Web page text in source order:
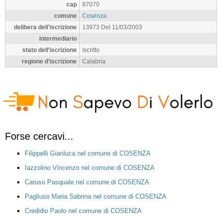
cap
87070
comune
Cosenza
delibera dell'iscrizione
13973 Del 11/03/2003
intermediario
stato dell'iscrizione
Iscritto
regione d'iscrizione
Calabria
Forse cercavi...
Filippelli Gianluca nel comune di COSENZA
Iazzolino Vincenzo nel comune di COSENZA
Caruso Pasquale nel comune di COSENZA
Pagliuso Maria Sabrina nel comune di COSENZA
Credidio Paolo nel comune di COSENZA